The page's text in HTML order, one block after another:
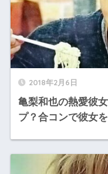
2018年2月6日
亀梨和也の熱愛彼
プ？合コンで彼女